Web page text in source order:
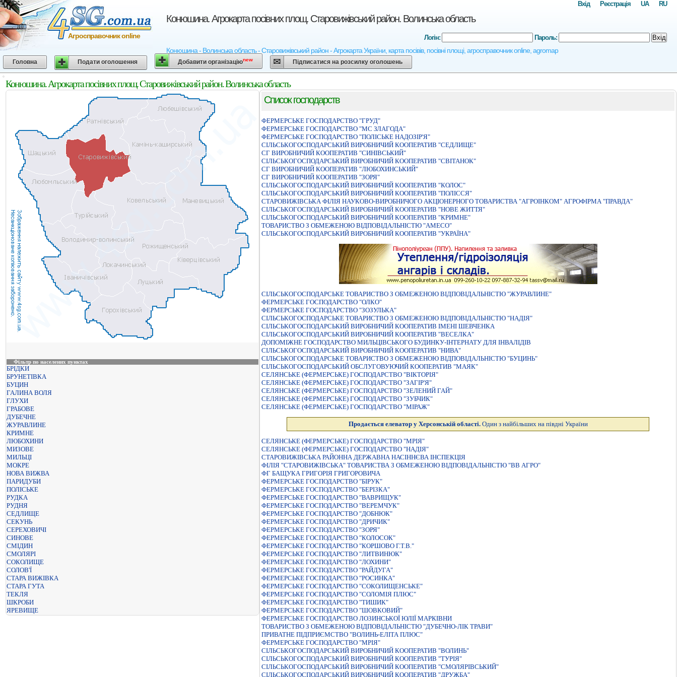
Конюшина. Агрокарта посівних площ. Старовижівський район. Волинська область
Конюшина - Волинська область - Старовижівський район - Агрокарта України, карта посівів, посівні площі, агросправочник online, agromap
Агросправочник online
RU
UA
Реєстрація
Вхід
Логін: Пароль: Вхід
Головна Подати оголошення Добавити організаціюnew Підписатися на розсилку оголошень
Конюшина. Агрокарта посівних площ. Старовижівський район. Волинська область
Фільтр по населених пунктах
БРІДКИ
БРУНЕТІВКА
БУЦИН
ГАЛИНА ВОЛЯ
ГЛУХИ
ГРАБОВЕ
ДУБЕЧНЕ
ЖУРАВЛИНЕ
КРИМНЕ
ЛЮБОХИНИ
МИЗОВЕ
МИЛЬЦІ
МОКРЕ
НОВА ВИЖВА
ПАРИДУБИ
ПОЛІСЬКЕ
РУДКА
РУДНЯ
СЕДЛИЩЕ
СЕКУНЬ
СЕРЕХОВИЧІ
СИНОВЕ
СМІДИН
СМОЛЯРІ
СОКОЛИЩЕ
СОЛОВ'Ї
СТАРА ВИЖІВКА
СТАРА ГУТА
ТЕКЛЯ
ШКРОБИ
ЯРЕВИЩЕ
Список господарств
ФЕРМЕРСЬКЕ ГОСПОДАРСТВО "ГРУД"
ФЕРМЕРСЬКЕ ГОСПОДАРСТВО "МС ЗЛАГОДА"
ФЕРМЕРСЬКЕ ГОСПОДАРСТВО "ПОЛІСЬКЕ НАДОЗІР'Я"
СIЛЬСЬКОГОСПОДАРСЬКИЙ ВИРОБНИЧИЙ КООПЕРАТИВ "СЕДЛИЩЕ"
СГ ВИРОБНИЧИЙ КООПЕРАТИВ "СИНІВСЬКИЙ"
СIЛЬСЬКОГОСПОДАРСЬКИЙ ВИРОБНИЧИЙ КООПЕРАТИВ "СВIТАНОК"
СГ ВИРОБНИЧИЙ КООПЕРАТИВ "ЛЮБОХИНСЬКИЙ"
СГ ВИРОБНИЧИЙ КООПЕРАТИВ "ЗОРЯ"
СІЛЬСЬКОГОСПОДАРСЬКИЙ ВИРОБНИЧИЙ КООПЕРАТИВ "КОЛОС"
СІЛЬСЬКОГОСПОДАРСЬКИЙ ВИРОБНИЧИЙ КООПЕРАТИВ "ПОЛІССЯ"
СТАРОВИЖIВСЬКА ФIЛIЯ НАУКОВО-ВИРОБНИЧОГО АКЦIОНЕРНОГО ТОВАРИСТВА "АГРОIНКОМ" АГРОФIРМА "ПРАВДА"
СIЛЬСЬКОГОСПОДАРСЬКИЙ ВИРОБНИЧИЙ КООПЕРАТИВ "НОВЕ ЖИТТЯ"
СIЛЬСЬКОГОСПОДАРСЬКИЙ ВИРОБНИЧИЙ КООПЕРАТИВ "КРИМНЕ"
ТОВАРИСТВО З ОБМЕЖЕНОЮ ВIДПОВIДАЛЬНIСТЮ "АМЕСО"
СIЛЬСЬКОГОСПОДАРСЬКИЙ ВИРОБНИЧИЙ КООПЕРАТИВ "УКРАЇНА"
СІЛЬСЬКОГОСПОДАРСЬКЕ ТОВАРИСТВО З ОБМЕЖЕНОЮ ВІДПОВІДАЛЬНІСТЮ "ЖУРАВЛИНЕ"
ФЕРМЕРСЬКЕ ГОСПОДАРСТВО "ОЛКО"
ФЕРМЕРСЬКЕ ГОСПОДАРСТВО "ЗОЗУЛЬКА"
СIЛЬСЬКОГОСПОДАРСЬКЕ ТОВАРИСТВО З ОБМЕЖЕНОЮ ВIДПОВIДАЛЬНIСТЮ "НАДIЯ"
СIЛЬСЬКОГОСПОДАРСЬКИЙ ВИРОБНИЧИЙ КООПЕРАТИВ IМЕНI ШЕВЧЕНКА
СIЛЬСЬКОГОСПОДАРСЬКИЙ ВИРОБНИЧИЙ КООПЕРАТИВ "ВЕСЕЛКА"
ДОПОМІЖНЕ ГОСПОДАРСТВО МИЛЬЦІВСЬКОГО БУДИНКУ-ІНТЕРНАТУ ДЛЯ ІНВАЛІДІВ
СIЛЬСЬКОГОСПОДАРСЬКИЙ ВИРОБНИЧИЙ КООПЕРАТИВ "НИВА"
СІЛЬСЬКОГОСПОДАРСЬКЕ ТОВАРИСТВО З ОБМЕЖЕНОЮ ВІДПОВІДАЛЬНІСТЮ "БУЦИНЬ"
СІЛЬСЬКОГОСПОДАРСЬКИЙ ОБСЛУГОВУЮЧИЙ КООПЕРАТИВ "МАЯК"
СЕЛЯНСЬКЕ (ФЕРМЕРСЬКЕ) ГОСПОДАРСТВО "ВIКТОРIЯ"
СЕЛЯНСЬКЕ (ФЕРМЕРСЬКЕ) ГОСПОДАРСТВО "ЗАГIР'Я"
СЕЛЯНСЬКЕ (ФЕРМЕРСЬКЕ) ГОСПОДАРСТВО "ЗЕЛЕНИЙ ГАЙ"
СЕЛЯНСЬКЕ (ФЕРМЕРСЬКЕ) ГОСПОДАРСТВО "ЗУБЧИК"
СЕЛЯНСЬКЕ (ФЕРМЕРСЬКЕ) ГОСПОДАРСТВО "МIРАЖ"
Продається елеватор у Херсонській області. Один з найбільших на півдні України
СЕЛЯНСЬКЕ (ФЕРМЕРСЬКЕ) ГОСПОДАРСТВО "МРIЯ"
СЕЛЯНСЬКЕ (ФЕРМЕРСЬКЕ) ГОСПОДАРСТВО "НАДIЯ"
СТАРОВИЖIВСЬКА РАЙОННА ДЕРЖАВНА НАСIННЄВА IНСПЕКЦIЯ
ФІЛІЯ "СТАРОВИЖІВСЬКА" ТОВАРИСТВА З ОБМЕЖЕНОЮ ВІДПОВІДАЛЬНІСТЮ "ВВ АГРО"
ФГ БАЩУКА ГРИГОРІЯ ГРИГОРОВИЧА
ФЕРМЕРСЬКЕ ГОСПОДАРСТВО "БIРУК"
ФЕРМЕРСЬКЕ ГОСПОДАРСТВО "БЕРІЗКА"
ФЕРМЕРСЬКЕ ГОСПОДАРСТВО "ВАВРИЩУК"
ФЕРМЕРСЬКЕ ГОСПОДАРСТВО "ВЕРЕМЧУК"
ФЕРМЕРСЬКЕ ГОСПОДАРСТВО "ДОБНЮК"
ФЕРМЕРСЬКЕ ГОСПОДАРСТВО "ДРИЧИК"
ФЕРМЕРСЬКЕ ГОСПОДАРСТВО "ЗОРЯ"
ФЕРМЕРСЬКЕ ГОСПОДАРСТВО "КОЛОСОК"
ФЕРМЕРСЬКЕ ГОСПОДАРСТВО "КОРШОВО Г.Т.В."
ФЕРМЕРСЬКЕ ГОСПОДАРСТВО "ЛИТВИНЮК"
ФЕРМЕРСЬКЕ ГОСПОДАРСТВО "ЛОХИНИ"
ФЕРМЕРСЬКЕ ГОСПОДАРСТВО "РАЙДУГА"
ФЕРМЕРСЬКЕ ГОСПОДАРСТВО "РОСИНКА"
ФЕРМЕРСЬКЕ ГОСПОДАРСТВО "СОКОЛИЩЕНСЬКЕ"
ФЕРМЕРСЬКЕ ГОСПОДАРСТВО "СОЛОМIЯ ПЛЮС"
ФЕРМЕРСЬКЕ ГОСПОДАРСТВО "ТИШИК"
ФЕРМЕРСЬКЕ ГОСПОДАРСТВО "ШОВКОВИЙ"
ФЕРМЕРСЬКЕ ГОСПОДАРСТВО ЛОЗИНСЬКОЇ ЮЛIЇ МАРКIВНИ
ТОВАРИСТВО З ОБМЕЖЕНОЮ ВIДПОВIДАЛЬНIСТЮ "ДУБЕЧНО-ЛIК ТРАВИ"
ПРИВАТНЕ ПIДПРИЄМСТВО "ВОЛИНЬ-ЕЛIТА ПЛЮС"
ФЕРМЕРСЬКЕ ГОСПОДАРСТВО "МРIЯ"
СIЛЬСЬКОГОСПОДАРСЬКИЙ ВИРОБНИЧИЙ КООПЕРАТИВ "ВОЛИНЬ"
СІЛЬСЬКОГОСПОДАРСЬКИЙ ВИРОБНИЧИЙ КООПЕРАТИВ "ТУРІЯ"
СІЛЬСЬКОГОСПОДАРСЬКИЙ ВИРОБНИЧИЙ КООПЕРАТИВ "СМОЛЯРІВСЬКИЙ"
СІЛЬСЬКОГОСПОДАРСЬКИЙ ВИРОБНИЧИЙ КООПЕРАТИВ "ДРУЖБА"